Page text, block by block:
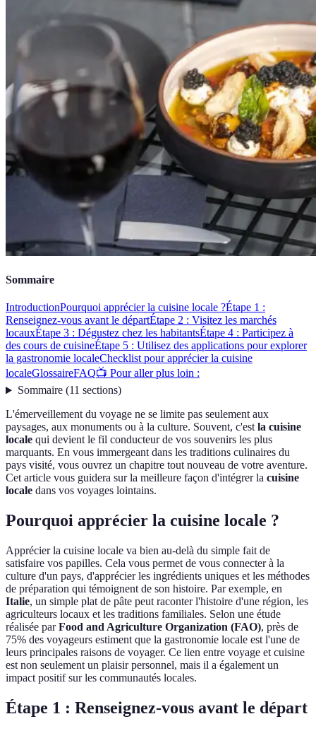
Sommaire
IntroductionPourquoi apprécier la cuisine locale ?Étape 1 :
Renseignez-vous avant le départÉtape 2 : Visitez les marchés
locauxÉtape 3 : Dégustez chez les habitantsÉtape 4 : Participez à
des cours de cuisineÉtape 5 : Utilisez des applications pour explorer
la gastronomie localeChecklist pour apprécier la cuisine
localeGlossaireFAQ📺 Pour aller plus loin :
Sommaire(11 sections)
L'émerveillement du voyage ne se limite pas seulement aux
paysages, aux monuments ou à la culture. Souvent, c'estla cuisine
locale qui devient le fil conducteur de vos souvenirs les plus
marquants. En vous immergeant dans les traditions culinaires du
pays visité, vous ouvrez un chapitre tout nouveau de votre aventure.
Cet article vous guidera sur la meilleure façon d'intégrer la cuisine
locale dans vos voyages lointains.
Pourquoi apprécier la cuisine locale ?
Apprécier la cuisine locale va bien au-delà du simple fait de
satisfaire vos papilles. Cela vous permet de vous connecter à la
culture d'un pays, d'apprécier les ingrédients uniques et les méthodes
de préparation qui témoignent de son histoire. Par exemple, en
Italie, un simple plat de pâte peut raconter l'histoire d'une région, les
agriculteurs locaux et les traditions familiales. Selon une étude
réalisée parFood and Agriculture Organization (FAO), près de
75% des voyageurs estiment que la gastronomie locale est l'une de
leurs principales raisons de voyager. Ce lien entre voyage et cuisine
est non seulement un plaisir personnel, mais il a également un
impact positif sur les communautés locales.
Étape 1 : Renseignez-vous avant le départ